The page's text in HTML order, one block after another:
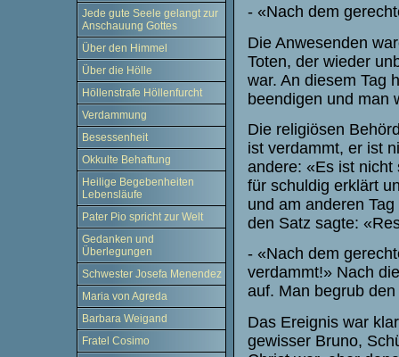
Jede gute Seele gelangt zur
Anschauung Gottes
Über den Himmel
Über die Hölle
Höllenstrafe Höllenfurcht
Verdammung
Besessenheit
Okkulte Behaftung
Heilige Begebenheiten
Lebensläufe
Pater Pio spricht zur Welt
Gedanken und
Überlegungen
Schwester Josefa Menendez
Maria von Agreda
Barbara Weigand
Fratel Cosimo
- «Nach dem
Die Anwesenden
Toten, der wieder
war. An diesem Tag
beendigen und man
Die religiösen
ist verdammt, er ist
andere: «Es ist nicht
für schuldig erklärt
und am anderen
den Satz sagte:
- «Nach dem
verdammt!» Nach
auf. Man begrub
Das Ereignis war
gewisser Bruno,